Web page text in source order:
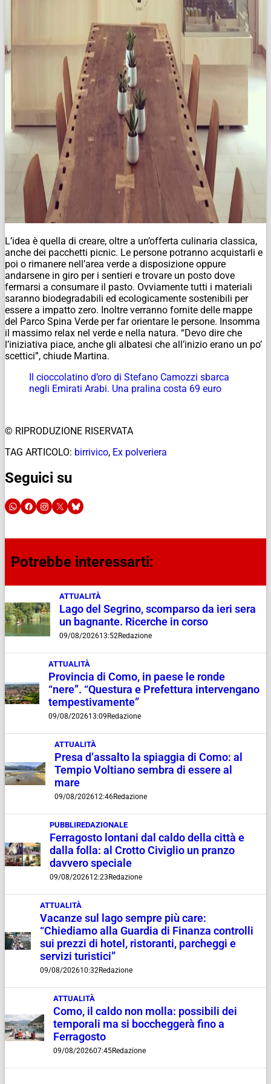
L’idea è quella di creare, oltre a un’offerta culinaria classica,
anche dei pacchetti picnic. Le persone potranno acquistarli e
poi o rimanere nell’area verde a disposizione oppure
andarsene in giro per i sentieri e trovare un posto dove
fermarsi a consumare il pasto. Ovviamente tutti i materiali
saranno biodegradabili ed ecologicamente sostenibili per
essere a impatto zero. Inoltre verranno fornite delle mappe
del Parco Spina Verde per far orientare le persone. Insomma
il massimo relax nel verde e nella natura. “Devo dire che
l’iniziativa piace, anche gli albatesi che all’inizio erano un po’
scettici”, chiude Martina.
Il cioccolatino d’oro di Stefano Camozzi sbarca
negli Emirati Arabi. Una pralina costa 69 euro
© RIPRODUZIONE RISERVATA
TAG ARTICOLO: birrivico, Ex polveriera
Seguici su
Potrebbe interessarti:
ATTUALITÀ
Lago del Segrino, scomparso da ieri sera
un bagnante. Ricerche in corso
09/08/202613:52Redazione
ATTUALITÀ
Provincia di Como, in paese le ronde
“nere”. “Questura e Prefettura intervengano
tempestivamente”
09/08/202613:09 Redazione
ATTUALITÀ
Presa d’assalto la spiaggia di Como: al
Tempio Voltiano sembra di essere al
mare
09/08/202612:46Redazione
PUBBLIREDAZIONALE
Ferragosto lontani dal caldo della città e
dalla folla: al Crotto Civiglio un pranzo
davvero speciale
09/08/202612:23 Redazione
ATTUALITÀ
Vacanze sul lago sempre più care:
“Chiediamo alla Guardia di Finanza controlli
sui prezzi di hotel, ristoranti, parcheggi e
servizi turistici”
09/08/202610:32Redazione
ATTUALITÀ
Como, il caldo non molla: possibili dei
temporali ma si boccheggerà fino a
Ferragosto
09/08/202607:45Redazione